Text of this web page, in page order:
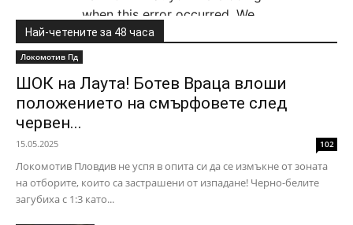
Най-четените за 48 часа
Локомотив Пд
ШОК на Лаута! Ботев Враца влоши
положението на смърфовете след
червен...
15.05.2025 102
Локомотив Пловдив не успя в опита си да се измъкне от зоната
на отборите, които са застрашени от изпадане! Черно-белите
загубиха с 1:3 като...